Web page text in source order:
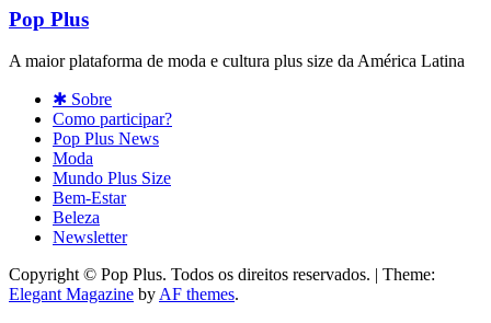
Pop Plus
A maior plataforma de moda e cultura plus size da América Latina
✱ Sobre
Como participar?
Pop Plus News
Moda
Mundo Plus Size
Bem-Estar
Beleza
Newsletter
Copyright © Pop Plus. Todos os direitos reservados. | Theme:
Elegant Magazine by AF themes.